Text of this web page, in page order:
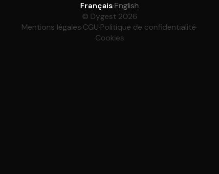
Français·English
© Dygest 2026
Mentions légales·CGU·Politique de confidentialité·
Cookies